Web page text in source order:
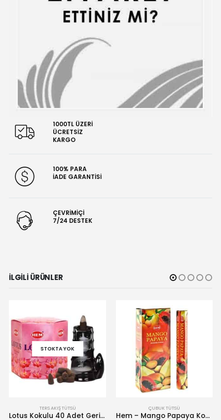
1000TL ÜZERİ
ÜCRETSİZ
KARGO
100% PARA
İADE GARANTİSİ
ÇEVRİMİÇİ
7/24 DESTEK
İLGILI ÜRÜNLER
STOKTA YOK
TERS AKIŞ TÜTSÜ
Lotus Kokulu 40 Adet Geri Akış Tütsü
ÇUBUK TÜTSÜ
Hem – Mango Papaya Kokulu 20 Çubuk Tütsü